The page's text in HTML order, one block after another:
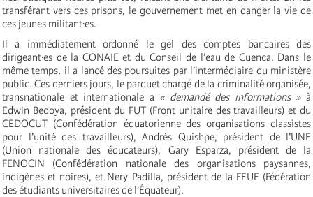
transférant vers ces prisons, le gouvernement met en danger la vie de
ces jeunes militant·es.
Il a immédiatement ordonné le gel des comptes bancaires des
dirigeant·es de la CONAIE et du Conseil de l’eau de Cuenca. Dans le
même temps, il a lancé des poursuites par l’intermédiaire du ministère
public. Ces derniers jours, le parquet chargé de la criminalité organisée,
transnationale et internationale a « demandé des informations »à
Edwin Bedoya, président du FUT (Front unitaire des travailleurs) et du
CEDOCUT (Confédération équatorienne des organisations classistes
pour l’unité des travailleurs), Andrés Quishpe, président de l’UNE
(Union nationale des éducateurs), Gary Esparza, président de la
FENOCIN (Confédération nationale des organisations paysannes,
indigènes et noires), et Nery Padilla, président de la FEUE (Fédération
des étudiants universitaires de l’Équateur).